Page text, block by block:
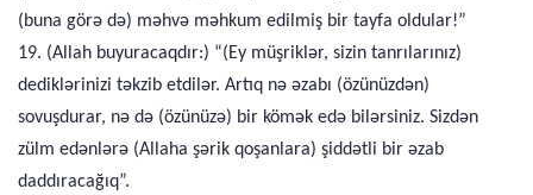
(buna görə də) məhvə məhkum edilmiş bir tayfa oldular!”
19. (Allah buyuracaqdır:) “(Ey müşriklər, sizin tanrılarınız)
dediklərinizi təkzib etdilər. Artıq nə əzabı (özünüzdən)
sovuşdurar, nə də (özünüzə) bir kömək edə bilərsiniz. Sizdən
zülm edənlərə (Allaha şərik qoşanlara) şiddətli bir əzab
daddıracağıq”.